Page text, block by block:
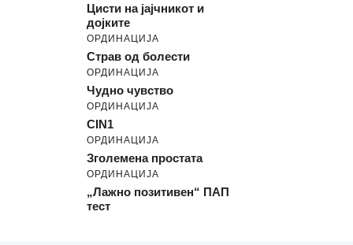
Цисти на јајчникот и
дојките
ОРДИНАЦИЈА
Страв од болести
ОРДИНАЦИЈА
Чудно чувство
ОРДИНАЦИЈА
CIN1
ОРДИНАЦИЈА
Зголемена простата
ОРДИНАЦИЈА
„Лажно позитивен“ ПАП
тест